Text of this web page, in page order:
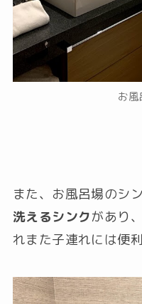
お風
また、お風呂場のシ
洗えるシンクがあり
れまた子連れには便利